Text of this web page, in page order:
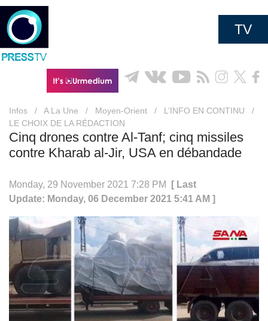
TV
Infos / A La Une / Moyen-Orient / L’INFO EN CONTINU
/
LE CHOIX DE LA RÉDACTION
Cinq drones contre Al-Tanf; cinq missiles
contre Kharab al-Jir, USA en débandade
Monday, 29 November 2021 7:28 PM
[ Last
Update: Monday, 06 December 2021 5:41 AM ]